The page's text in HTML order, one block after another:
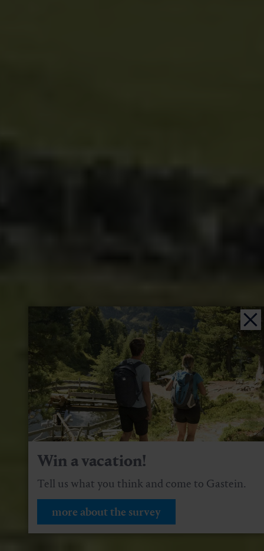
Win a vacation!
Tell us what you think and come to Gastein.
more about the survey